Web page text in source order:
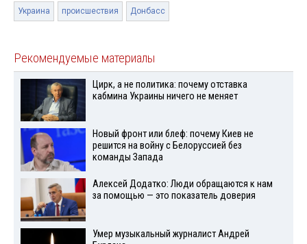
Украина происшествия Донбасс
Рекомендуемые материалы
Цирк, а не политика: почему отставка
кабмина Украины ничего не меняет
Новый фронт или блеф: почему Киев не
решится на войну с Белоруссией без
команды Запада
Алексей Додатко: Люди обращаются к нам
за помощью — это показатель доверия
Умер музыкальный журналист Андрей